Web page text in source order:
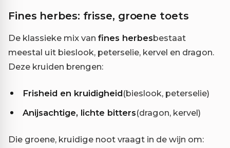
Fines herbes: frisse, groene toets
De klassieke mix van fines herbesbestaat
meestal uit bieslook, peterselie, kervel en dragon.
Deze kruiden brengen:
Frisheid en kruidigheid(bieslook, peterselie)
Anijsachtige, lichte bitters(dragon, kervel)
Die groene, kruidige noot vraagt in de wijn om: